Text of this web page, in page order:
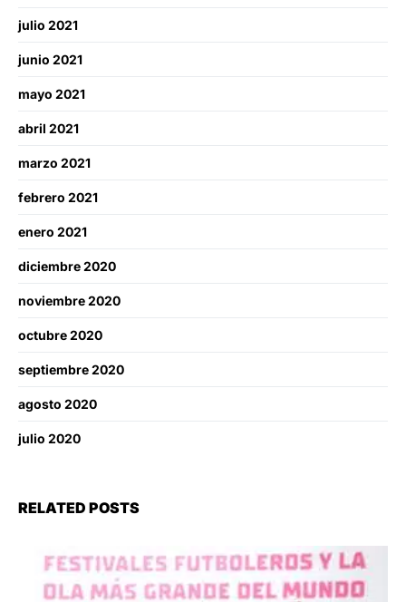
julio 2021
junio 2021
mayo 2021
abril 2021
marzo 2021
febrero 2021
enero 2021
diciembre 2020
noviembre 2020
octubre 2020
septiembre 2020
agosto 2020
julio 2020
RELATED POSTS